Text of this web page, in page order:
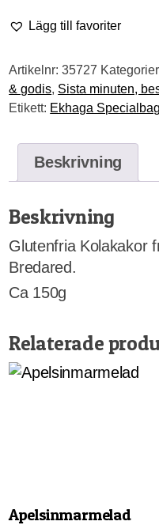
Lägg till favoriter
Artikelnr:35727
& godis, Sista minuten,
Etikett: Ekhaga
Beskrivning
Beskrivning
Glutenfria Kolakakor
Bredared.
Ca 150g
Relaterade
Apelsinmarmelad